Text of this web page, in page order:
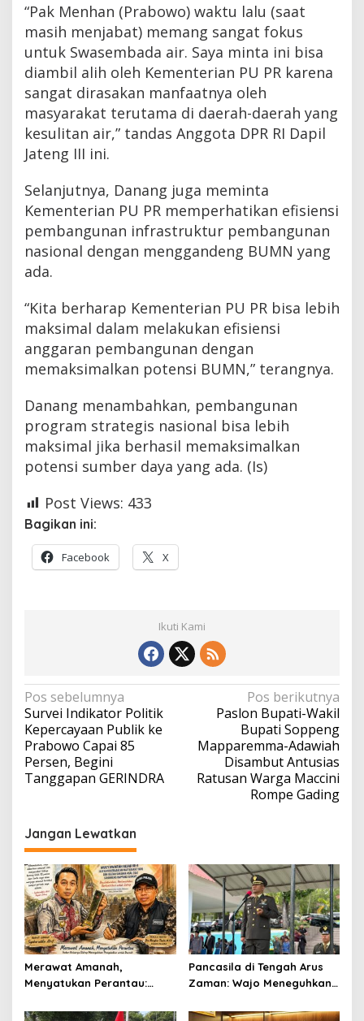
“Pak Menhan (Prabowo) waktu lalu (saat
masih menjabat) memang sangat fokus
untuk Swasembada air. Saya minta ini bisa
diambil alih oleh Kementerian PU PR karena
sangat dirasakan manfaatnya oleh
masyarakat terutama di daerah-daerah yang
kesulitan air,” tandas Anggota DPR RI Dapil
Jateng III ini.
Selanjutnya, Danang juga meminta
Kementerian PU PR memperhatikan efisiensi
pembangunan infrastruktur pembangunan
nasional dengan menggandeng BUMN yang
ada.
“Kita berharap Kementerian PU PR bisa lebih
maksimal dalam melakukan efisiensi
anggaran pembangunan dengan
memaksimalkan potensi BUMN,” terangnya.
Danang menambahkan, pembangunan
program strategis nasional bisa lebih
maksimal jika berhasil memaksimalkan
potensi sumber daya yang ada. (Is)
Post Views: 433
Bagikan ini:
Facebook X
Ikuti Kami
Navigasi
pos
Pos sebelumnya
Survei Indikator Politik
Kepercayaan Publik ke
Prabowo Capai 85
Persen, Begini
Tanggapan GERINDRA
Pos berikutnya
Paslon Bupati-Wakil
Bupati Soppeng
Mapparemma-Adawiah
Disambut Antusias
Ratusan Warga Maccini
Rompe Gading
Jangan Lewatkan
Merawat Amanah,
Menyatukan Perantau:
Meneguhkan Pengabdian
Pancasila di Tengah Arus
Zaman: Wajo Meneguhkan
Bangsa